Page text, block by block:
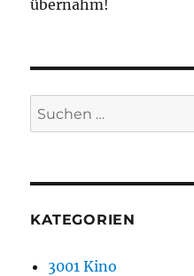
übernahm!
Suchen
nach:
KATEGORIEN
3001 Kino